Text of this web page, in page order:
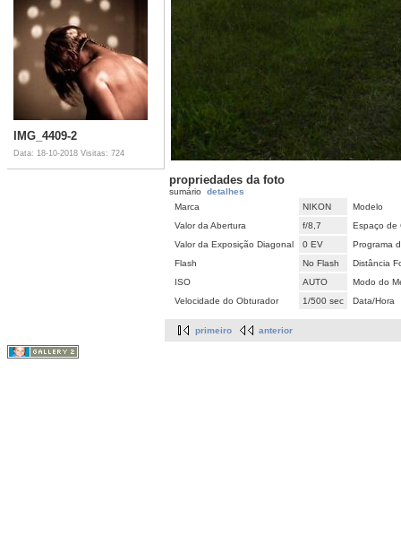
IMG_4409-2
Data: 18-10-2018 Visitas: 724
propriedades da foto
sumário detalhes
Marca
NIKON
Modelo
Valor da Abertura
f/8,7
Espaço de
Valor da Exposição Diagonal
0 EV
Programa
Flash
No Flash
Distância
ISO
AUTO
Modo do
Velocidade do Obturador
1/500 sec Data/Hora
primeiro anterior